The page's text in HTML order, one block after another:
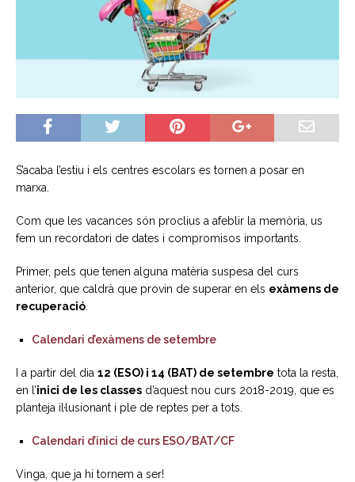
S’acaba l’estiu i els centres escolars es tornen a posar en
marxa.
Com que les vacances són proclius a afeblir la memòria, us
fem un recordatori de dates i compromisos importants.
Primer, pels que tenen alguna matèria suspesa del curs
anterior, que caldrà que provin de superar en els exàmens de
recuperació
Calendari d’exàmens de setembre
I a partir del dia 12 (ESO) i 14 (BAT) de setembre tota la resta,
en l’inici de les classes d’aquest nou curs 2018-2019, que es
planteja il·lusionant i ple de reptes per a tots.
Calendari d’inici de curs ESO/BAT/CF
Vinga, que ja hi tornem a ser!